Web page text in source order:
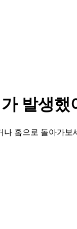
발생했
나 홈으로 돌아가보